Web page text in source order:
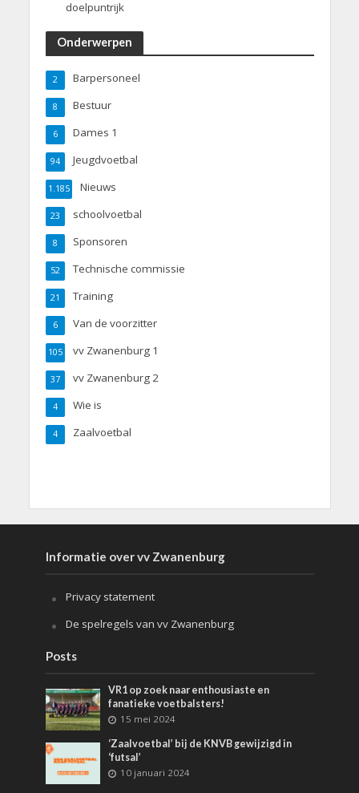
doelpuntrijk
Onderwerpen
Barpersoneel
2
Bestuur
8
Dames 1
6
Jeugdvoetbal
94
Nieuws
1.185
schoolvoetbal
23
Sponsoren
8
Technische commissie
52
Training
21
Van de voorzitter
6
vv Zwanenburg 1
105
vv Zwanenburg 2
37
Wie is
4
Zaalvoetbal
4
Informatie over vv Zwanenburg
Privacy statement
De spelregels van vv Zwanenburg
Posts
VR1 op zoek naar enthousiaste en
fanatieke voetbalsters!
15 mei 2024
‘Zaalvoetbal’ bij de KNVB gewijzigd in
‘futsal’
10 januari 2024